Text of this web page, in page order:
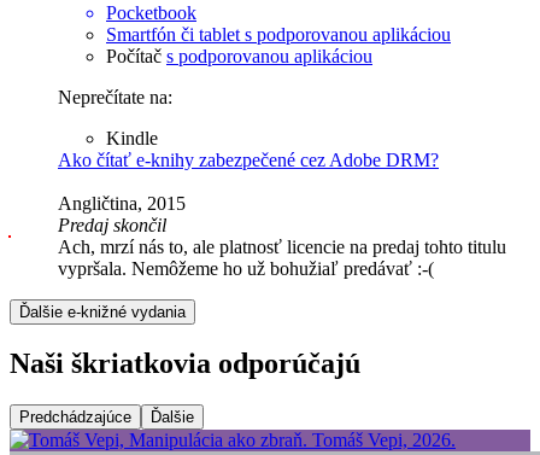
Pocketbook
Smartfón či tablet s podporovanou aplikáciou
Počítač s podporovanou aplikáciou
Neprečítate na:
Kindle
Ako čítať e-knihy zabezpečené cez Adobe DRM?
Angličtina, 2015
Predaj skončil
Ach, mrzí nás to, ale platnosť licencie na predaj tohto titulu
vypršala. Nemôžeme ho už bohužiaľ predávať :-(
Ďalšie e-knižné vydania
Naši škriatkovia odporúčajú
Predchádzajúce Ďalšie